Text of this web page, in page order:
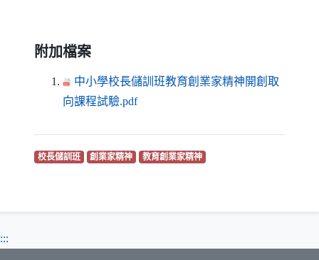
附加檔案
中小學校長儲訓班教育創業家精神開創取
向課程試驗.pdf（另開新視窗）
校長儲訓班（另開新視窗）
創業家精神（另開新視窗）
教育創業家精神（另開新視窗）
:::